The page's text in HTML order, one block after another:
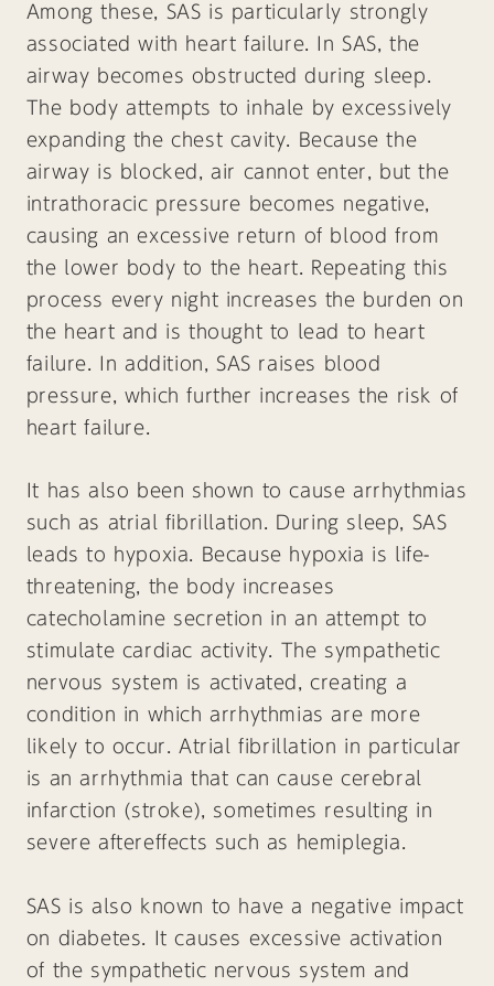
Among these, SAS is particularly strongly
associated with heart failure. In SAS, the
airway becomes obstructed during sleep.
The body attempts to inhale by excessively
expanding the chest cavity. Because the
airway is blocked, air cannot enter, but the
intrathoracic pressure becomes negative,
causing an excessive return of blood from
the lower body to the heart. Repeating this
process every night increases the burden on
the heart and is thought to lead to heart
failure. In addition, SAS raises blood
pressure, which further increases the risk of
heart failure.
It has also been shown to cause arrhythmias
such as atrial fibrillation. During sleep, SAS
leads to hypoxia. Because hypoxia is life-
threatening, the body increases
catecholamine secretion in an attempt to
stimulate cardiac activity. The sympathetic
nervous system is activated, creating a
condition in which arrhythmias are more
likely to occur. Atrial fibrillation in particular
is an arrhythmia that can cause cerebral
infarction (stroke), sometimes resulting in
severe aftereffects such as hemiplegia.
SAS is also known to have a negative impact
on diabetes. It causes excessive activation
of the sympathetic nervous system and